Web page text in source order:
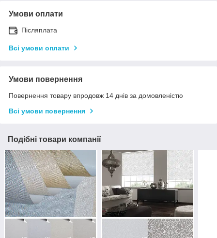
Умови оплати
Післяплата
Всі умови оплати
Умови повернення
Повернення товару впродовж 14 днів за домовленістю
Всі умови повернення
Подібні товари компанії